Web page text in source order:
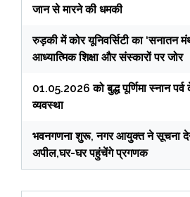
जान से मारने की धमकी
रुड़की में कोर यूनिवर्सिटी का ‘सनातन
आध्यात्मिक शिक्षा और संस्कारों पर जोर
01.05.2026 को बुद्ध पूर्णिमा स्नान पर्व
व्यवस्था
भवनगणना शुरू, नगर आयुक्त ने सूचना
अपील,घर-घर पहुंचेंगे प्रगणक